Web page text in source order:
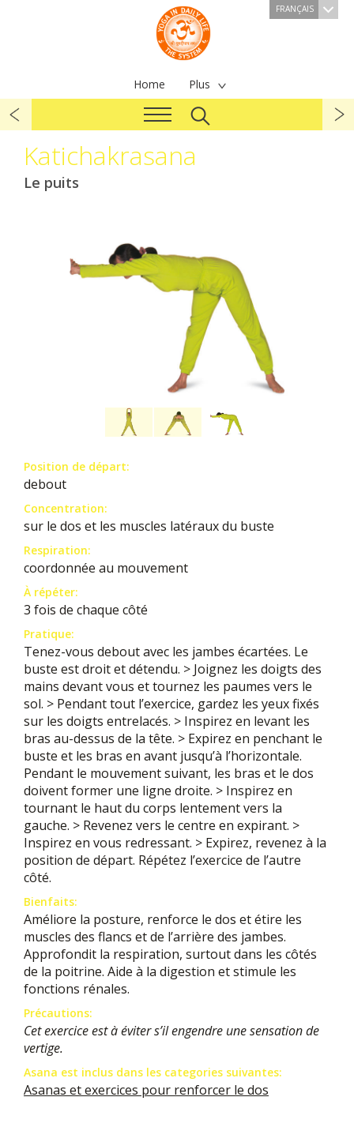
FRANÇAIS
Home Plus
Katichakrasana
Le puits
Position de départ:
debout
Concentration:
sur le dos et les muscles latéraux du buste
Respiration:
coordonnée au mouvement
À répéter:
3 fois de chaque côté
Pratique:
Tenez-vous debout avec les jambes écartées. Le
buste est droit et détendu. > Joignez les doigts des
mains devant vous et tournez les paumes vers le
sol. > Pendant tout l’exercice, gardez les yeux fixés
sur les doigts entrelacés. > Inspirez en levant les
bras au-dessus de la tête. > Expirez en penchant le
buste et les bras en avant jusqu’à l’horizontale.
Pendant le mouvement suivant, les bras et le dos
doivent former une ligne droite. > Inspirez en
tournant le haut du corps lentement vers la
gauche. > Revenez vers le centre en expirant. >
Inspirez en vous redressant. > Expirez, revenez à la
position de départ. Répétez l’exercice de l’autre
côté.
Bienfaits:
Améliore la posture, renforce le dos et étire les
muscles des flancs et de l’arrière des jambes.
Approfondit la respiration, surtout dans les côtés
de la poitrine. Aide à la digestion et stimule les
fonctions rénales.
Précautions:
Cet exercice est à éviter s’il engendre une sensation de
vertige.
Asana est inclus dans les categories suivantes:
Asanas et exercices pour renforcer le dos